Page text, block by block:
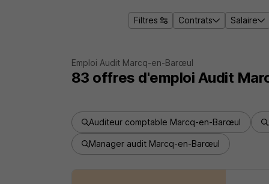
Filtres Contrats Salaire
Emploi Audit Marcq-en-Barœul
83 offres d'emploi Audit
Auditeur comptable Marcq-en-Barœul
Manager audit Marcq-en-Barœul